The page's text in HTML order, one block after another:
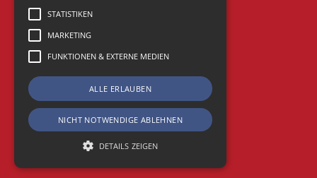
STATISTIKEN
MARKETING
FUNKTIONEN & EXTERNE MEDIEN
ALLE ERLAUBEN
NICHT NOTWENDIGE ABLEHNEN
DETAILS ZEIGEN